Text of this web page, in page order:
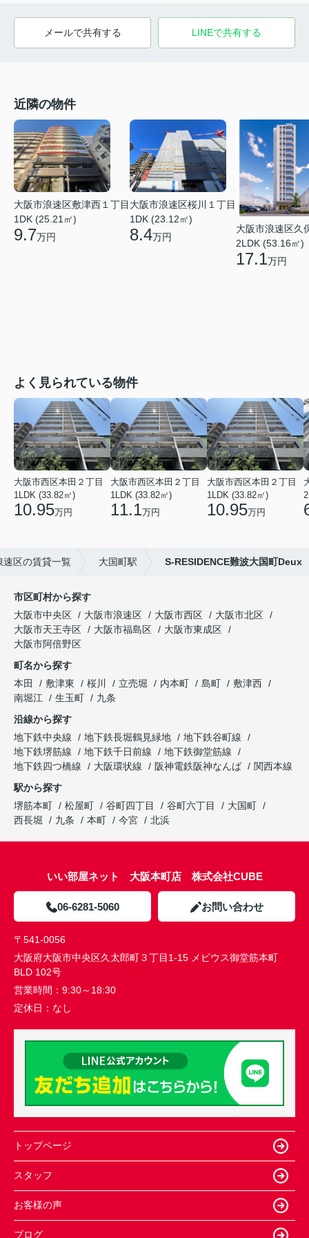
メールで共有する LINEで共有する
近隣の物件
大阪市浪速区敷津西１丁目
1DK (25.21㎡)
9.7万円
大阪市浪速区桜川１丁目
1DK (23.12㎡)
8.4万円
大阪市浪速区久
2LDK (53.16㎡)
17.1万円
よく見られている物件
大阪市西区本田２丁目
1LDK (33.82㎡)
10.95万円
大阪市西区本田２丁目
1LDK (33.82㎡)
11.1万円
大阪市西区本田２丁目
1LDK (33.82㎡)
10.95万円
速区の賃貸一覧 大国町駅 S-RESIDENCE難波大国町Deux
市区町村から探す
大阪市中央区
大阪市浪速区 大阪市西区
大阪市北区
大阪市天王寺区
大阪市福島区
大阪市東成区
大阪市阿倍野区
町名から探す
本田
敷津東 桜川 立売堀 内本町 島町
敷津西
南堀江
生玉町
九条
沿線から探す
地下鉄中央線
地下鉄長堀鶴見緑地
地下鉄谷町線
地下鉄堺筋線
地下鉄千日前線
地下鉄御堂筋線
地下鉄四つ橋線
大阪環状線 阪神電鉄阪神なんば
関西本線
駅から探す
堺筋本町
松屋町 谷町四丁目 谷町六丁目
大国町
西長堀
九条 本町 今宮 北浜
いい部屋ネット 大阪本町店 株式会社CUBE
06-6281-5060 お問い合わせ
〒541-0056
大阪府大阪市中央区久太郎町３丁目1-15 メビウス御堂筋本町
BLD 102号
営業時間： 9:30～18:30
定休日： なし
トップページ
スタッフ
お客様の声
ブログ